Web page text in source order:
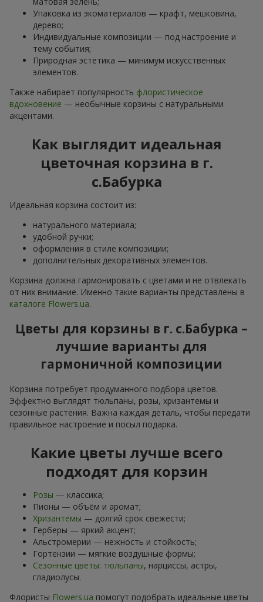
Упаковка из экоматериалов — крафт, мешковина,
дерево;
Индивидуальные композиции — под настроение и
тему события;
Природная эстетика — минимум искусственных
элементов.
Также набирает популярность флористическое
вдохновение — необычные корзины с натуральными
акцентами.
Как выглядит идеальная
цветочная корзина в г.
с.Бабурка
Идеальная корзина состоит из:
натурального материала;
удобной ручки;
оформления в стиле композиции;
дополнительных декоративных элементов.
Корзина должна гармонировать с цветами и не отвлекать
от них внимание. Именно такие варианты представлены в
каталоге Flowers.ua.
Цветы для корзины в г. с.Бабурка –
лучшие варианты для
гармоничной композиции
Корзина потребует продуманного подбора цветов.
Эффектно выглядят тюльпаны, розы, хризантемы и
сезонные растения. Важна каждая деталь, чтобы передати
правильное настроение и посыл подарка.
Какие цветы лучше всего
подходят для корзин
Розы — классика;
Пионы — объём и аромат;
Хризантемы — долгий срок свежести;
Герберы — яркий акцент;
Альстромерии — нежность и стойкость;
Гортензии — мягкие воздушные формы;
Сезонные цветы: тюльпаны, нарциссы, астры,
гладиолусы.
Флористы Flowers.ua помогут подобрать идеальные цветы